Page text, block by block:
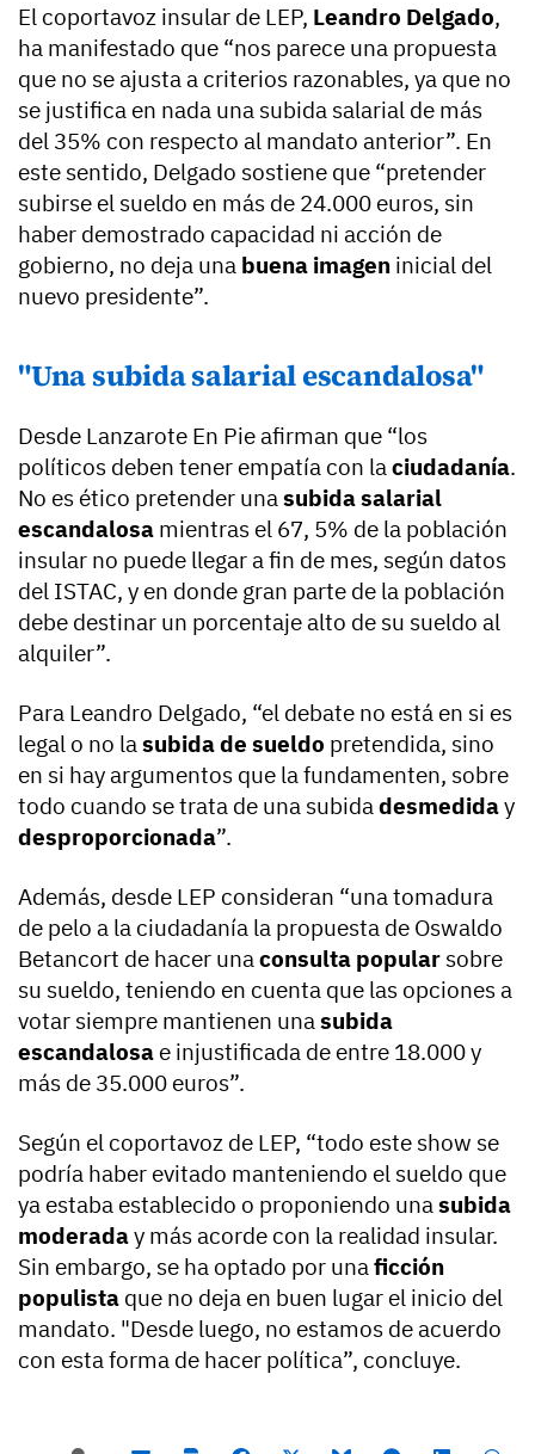
El coportavoz insular de LEP, Leandro Delgado,
ha manifestado que “nos parece una propuesta
que no se ajusta a criterios razonables, ya que no
se justifica en nada una subida salarial de más
del 35% con respecto al mandato anterior”. En
este sentido, Delgado sostiene que “pretender
subirse el sueldo en más de 24.000 euros, sin
haber demostrado capacidad ni acción de
gobierno, no deja una buena imagen inicial del
nuevo presidente”.
"Una subida salarial escandalosa"
Desde Lanzarote En Pie afirman que “los
políticos deben tener empatía con la ciudadanía.
No es ético pretender una subida salarial
escandalosa mientras el 67, 5% de la población
insular no puede llegar a fin de mes, según datos
del ISTAC, y en donde gran parte de la población
debe destinar un porcentaje alto de su sueldo al
alquiler”.
Para Leandro Delgado, “el debate no está en si es
legal o no la subida de sueldo pretendida, sino
en si hay argumentos que la fundamenten, sobre
todo cuando se trata de una subida desmediday
desproporcionada”.
Además, desde LEP consideran “una tomadura
de pelo a la ciudadanía la propuesta de Oswaldo
Betancort de hacer una consulta popular sobre
su sueldo, teniendo en cuenta que las opciones a
votar siempre mantienen una subida
escandalosa e injustificada de entre 18.000 y
más de 35.000 euros”.
Según el coportavoz de LEP, “todo este show se
podría haber evitado manteniendo el sueldo que
ya estaba establecido o proponiendo una subida
moderaday más acorde con la realidad insular.
Sin embargo, se ha optado por una ficción
populista que no deja en buen lugar el inicio del
mandato. "Desde luego, no estamos de acuerdo
con esta forma de hacer política”, concluye.